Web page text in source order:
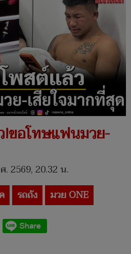
!ขอโทษแฟนมวย-
2569, 20.32 น.
รถถัง มวย ONE